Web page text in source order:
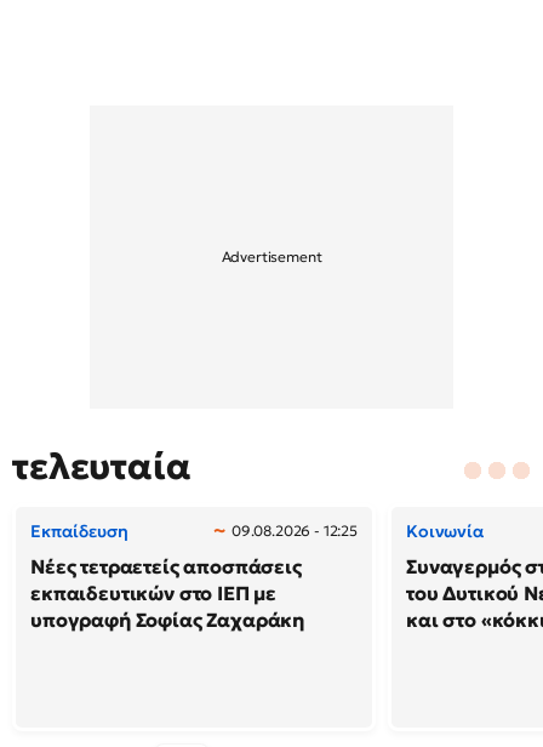
τελευταία
Εκπαίδευση 09.08.2026 - 12:25
Νέες τετραετείς αποσπάσεις
εκπαιδευτικών στο ΙΕΠ με
υπογραφή Σοφίας Ζαχαράκη
Κοινωνία
Συναγερμός
του Δυτικού
και στο